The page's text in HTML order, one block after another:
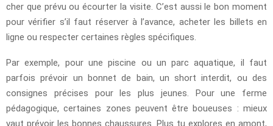
cher que prévu ou écourter la visite. C’est aussi le bon moment
pour vérifier s’il faut réserver à l’avance, acheter les billets en
ligne ou respecter certaines règles spécifiques.
Par exemple, pour une piscine ou un parc aquatique, il faut
parfois prévoir un bonnet de bain, un short interdit, ou des
consignes précises pour les plus jeunes. Pour une ferme
pédagogique, certaines zones peuvent être boueuses : mieux
vaut prévoir les bonnes chaussures. Plus tu explores en amont,